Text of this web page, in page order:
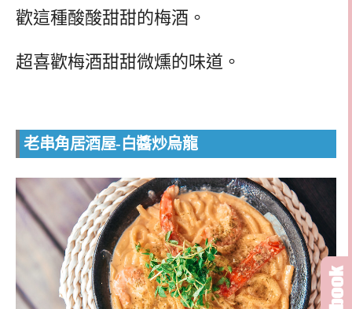
歡這種酸酸甜甜的梅酒。
超喜歡梅酒甜甜微燻的味道。
老串角居酒屋-白醬炒烏龍